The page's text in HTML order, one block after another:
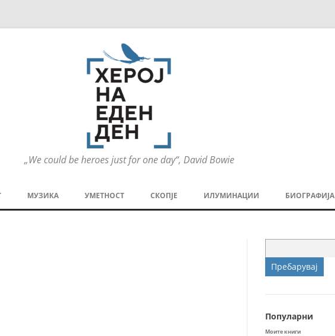
„We could be heroes just for one day“, David Bowie
содржината
МУЗИКА УМЕТНОСТ СКОПЈЕ ИЛУМИНАЦИИ
СПОРТ
БИОГРАФИЈА
за:
Популарни